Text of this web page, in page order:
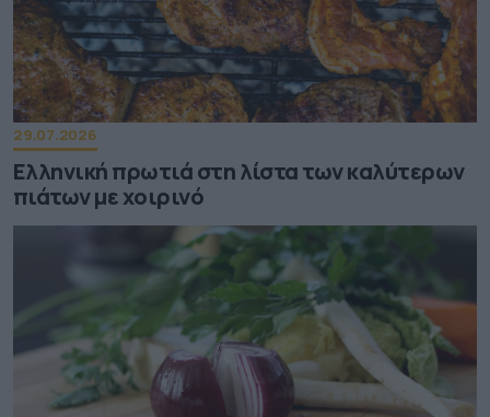
29.07.2026
Ελληνική πρωτιά στη λίστα των καλύτερων
πιάτων με χοιρινό